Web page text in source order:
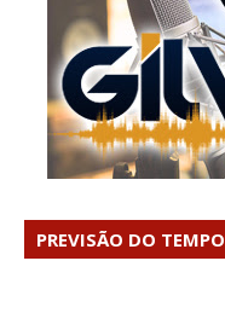
PREVISÃO DO TEMPO